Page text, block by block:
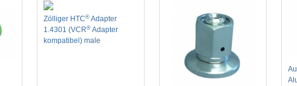
Zölliger HTC® Adapter
1.4301 (VCR® Adapter
kompatibel) male